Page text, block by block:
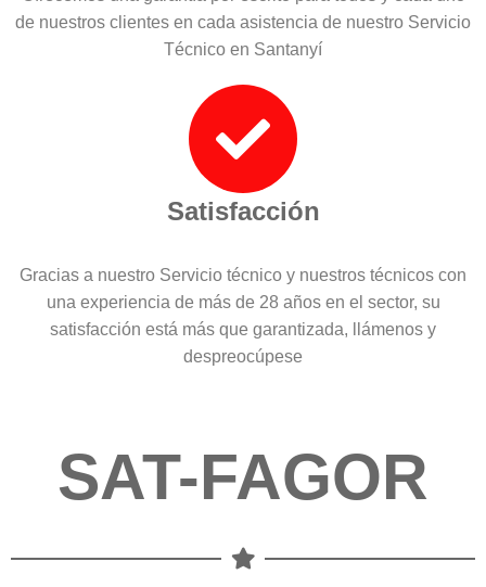
de nuestros clientes en cada asistencia de nuestro Servicio
Técnico en Santanyí
Satisfacción
Gracias a nuestro Servicio técnico y nuestros técnicos con
una experiencia de más de 28 años en el sector, su
satisfacción está más que garantizada, llámenos y
despreocúpese
SAT-FAGOR